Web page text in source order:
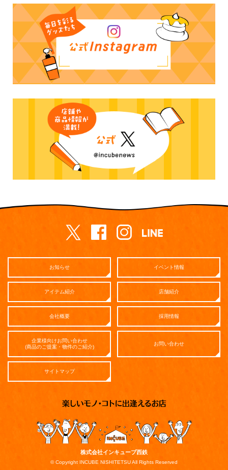
お知らせ イベント情報
アイテム紹介 店舗紹介
会社概要 採用情報
企業様向けお問い合わせ
(商品のご提案・物件のご紹介)
お問い合わせ
サイトマップ
株式会社インキューブ西鉄
© Copyright INCUBE NISHITETSU All Rights Reserved